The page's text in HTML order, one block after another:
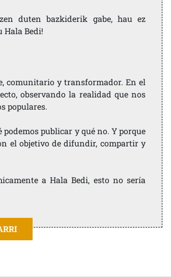
duten bazkiderik gabe, hau ez
Hala Bedi!
comunitario y transformador. En el
observando la realidad que nos
populares.
publicar y qué no. Y porque
el objetivo de difundir, compartir y
a Hala Bedi, esto no sería